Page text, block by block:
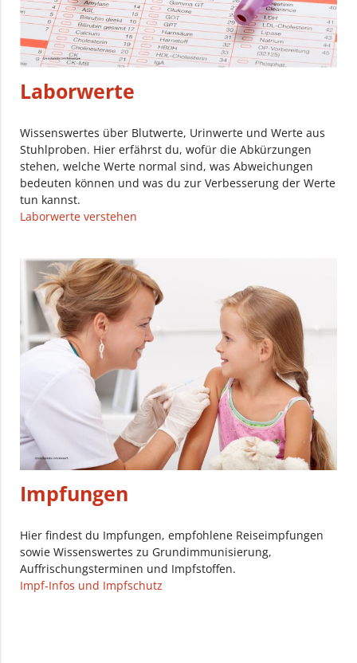
Laborwerte
Wissenswertes über Blutwerte, Urinwerte und Werte aus
Stuhlproben. Hier erfährst du, wofür die Abkürzungen
stehen, welche Werte normal sind, was Abweichungen
bedeuten können und was du zur Verbesserung der Werte
tun kannst.
Laborwerte verstehen
Impfungen
Hier findest du Impfungen, empfohlene Reiseimpfungen
sowie Wissenswertes zu Grundimmunisierung,
Auffrischungsterminen und Impfstoffen.
Impf-Infos und Impfschutz